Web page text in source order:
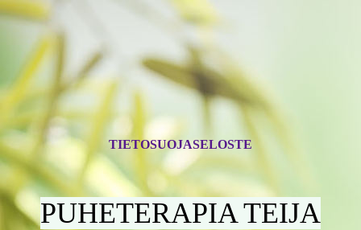
TIETOSUOJASELOSTE
PUHETERAPIA TEIJA